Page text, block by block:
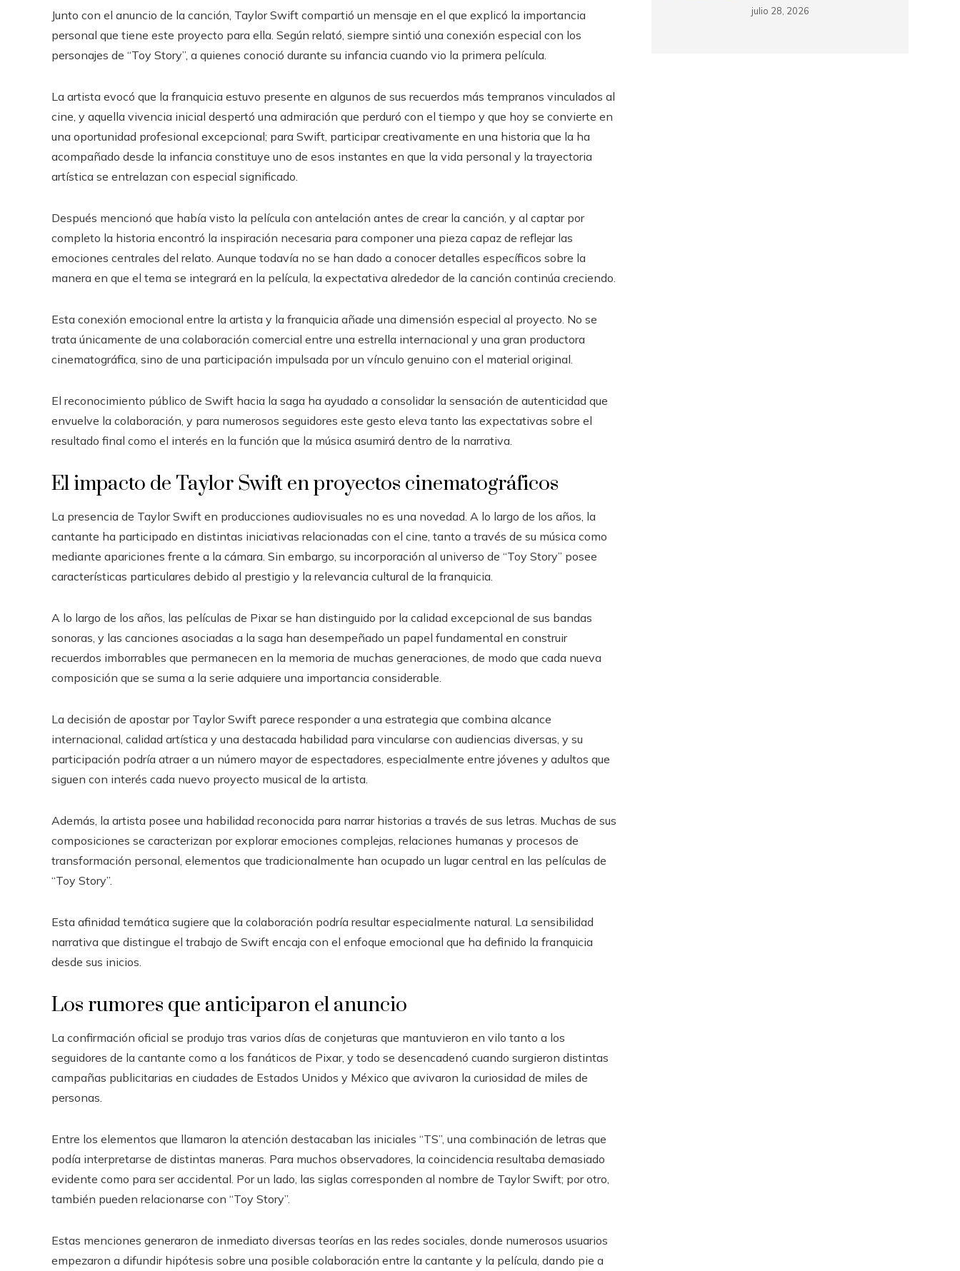
Junto con el anuncio de la canción, Taylor Swift compartió un mensaje en el que explicó la importancia
personal que tiene este proyecto para ella. Según relató, siempre sintió una conexión especial con los
personajes de “Toy Story”, a quienes conoció durante su infancia cuando vio la primera película.
La artista evocó que la franquicia estuvo presente en algunos de sus recuerdos más tempranos vinculados al
cine, y aquella vivencia inicial despertó una admiración que perduró con el tiempo y que hoy se convierte en
una oportunidad profesional excepcional; para Swift, participar creativamente en una historia que la ha
acompañado desde la infancia constituye uno de esos instantes en que la vida personal y la trayectoria
artística se entrelazan con especial significado.
Después mencionó que había visto la película con antelación antes de crear la canción, y al captar por
completo la historia encontró la inspiración necesaria para componer una pieza capaz de reflejar las
emociones centrales del relato. Aunque todavía no se han dado a conocer detalles específicos sobre la
manera en que el tema se integrará en la película, la expectativa alrededor de la canción continúa creciendo.
Esta conexión emocional entre la artista y la franquicia añade una dimensión especial al proyecto. No se
trata únicamente de una colaboración comercial entre una estrella internacional y una gran productora
cinematográfica, sino de una participación impulsada por un vínculo genuino con el material original.
El reconocimiento público de Swift hacia la saga ha ayudado a consolidar la sensación de autenticidad que
envuelve la colaboración, y para numerosos seguidores este gesto eleva tanto las expectativas sobre el
resultado final como el interés en la función que la música asumirá dentro de la narrativa.
El impacto de Taylor Swift en proyectos cinematográficos
La presencia de Taylor Swift en producciones audiovisuales no es una novedad. A lo largo de los años, la
cantante ha participado en distintas iniciativas relacionadas con el cine, tanto a través de su música como
mediante apariciones frente a la cámara. Sin embargo, su incorporación al universo de “Toy Story” posee
características particulares debido al prestigio y la relevancia cultural de la franquicia.
A lo largo de los años, las películas de Pixar se han distinguido por la calidad excepcional de sus bandas
sonoras, y las canciones asociadas a la saga han desempeñado un papel fundamental en construir
recuerdos imborrables que permanecen en la memoria de muchas generaciones, de modo que cada nueva
composición que se suma a la serie adquiere una importancia considerable.
La decisión de apostar por Taylor Swift parece responder a una estrategia que combina alcance
internacional, calidad artística y una destacada habilidad para vincularse con audiencias diversas, y su
participación podría atraer a un número mayor de espectadores, especialmente entre jóvenes y adultos que
siguen con interés cada nuevo proyecto musical de la artista.
Además, la artista posee una habilidad reconocida para narrar historias a través de sus letras. Muchas de sus
composiciones se caracterizan por explorar emociones complejas, relaciones humanas y procesos de
transformación personal, elementos que tradicionalmente han ocupado un lugar central en las películas de
“Toy Story”.
Esta afinidad temática sugiere que la colaboración podría resultar especialmente natural. La sensibilidad
narrativa que distingue el trabajo de Swift encaja con el enfoque emocional que ha definido la franquicia
desde sus inicios.
Los rumores que anticiparon el anuncio
La confirmación oficial se produjo tras varios días de conjeturas que mantuvieron en vilo tanto a los
seguidores de la cantante como a los fanáticos de Pixar, y todo se desencadenó cuando surgieron distintas
campañas publicitarias en ciudades de Estados Unidos y México que avivaron la curiosidad de miles de
personas.
Entre los elementos que llamaron la atención destacaban las iniciales “TS”, una combinación de letras que
podía interpretarse de distintas maneras. Para muchos observadores, la coincidencia resultaba demasiado
evidente como para ser accidental. Por un lado, las siglas corresponden al nombre de Taylor Swift; por otro,
también pueden relacionarse con “Toy Story”.
Estas menciones generaron de inmediato diversas teorías en las redes sociales, donde numerosos usuarios
empezaron a difundir hipótesis sobre una posible colaboración entre la cantante y la película, dando pie a
julio 28, 2026